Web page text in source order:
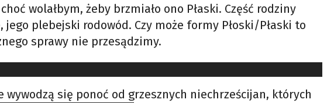
wolałbym, żeby brzmiało ono Płaski. Część rodziny
plebejski rodowód. Czy może formy Płoski/Płaski to
sprawy nie przesądzimy.
wywodzą się ponoć od grzesznych niechrześcijan, których